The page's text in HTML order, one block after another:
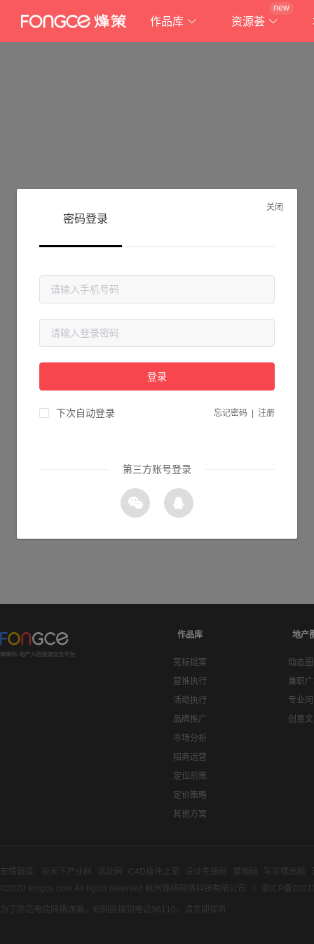
作品库 资源荟
new
抱歉!
请检查您输入的网址是否正确，或点击下面的按钮返回首页。
作品库
竞标提案
营推执行
活动执行
品牌推广
市场分析
招商运营
定位前策
定价策略
其他方案
地产
动态
兼职
专业
创意
友情链接: 房天下产业网 活动网 C4D插件之家 设计先锋网 猫啃网 写字楼出租
©2020 fongce.com.All rights reserved 杭州烽格网络科技有限公司
浙ICP备
为了防范电信网络诈骗，如网民接到电话96110，请立即接听
关闭
密码登录
登录
下次自动登录 忘记密码 注册
第三方账号登录